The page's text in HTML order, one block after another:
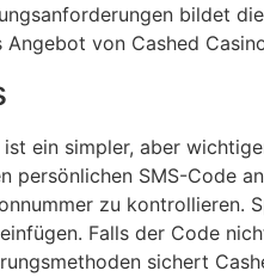
bildet
von Cashed
ein simpler, aber
persönlichen SMS-Code
zu
Falls der Code
sichert